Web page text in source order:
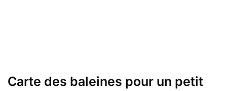
Carte des baleines pour un petit